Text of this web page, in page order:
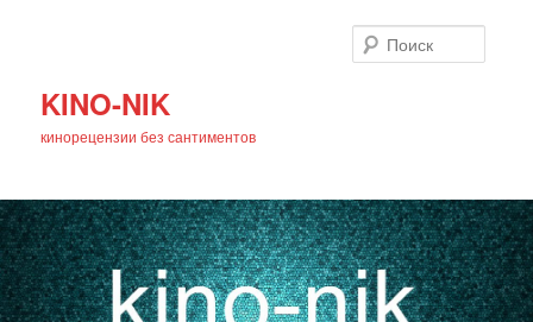
KINO-NIK
кинорецензии без сантиментов